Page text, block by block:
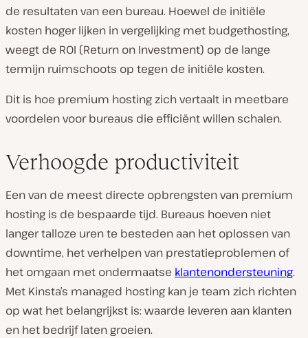
de resultaten van een bureau. Hoewel de initiële
kosten hoger lijken in vergelijking met budgethosting,
weegt de ROI (Return on Investment) op de lange
termijn ruimschoots op tegen de initiële kosten.
Dit is hoe premium hosting zich vertaalt in meetbare
voordelen voor bureaus die efficiënt willen schalen.
Verhoogde productiviteit
Een van de meest directe opbrengsten van premium
hosting is de bespaarde tijd. Bureaus hoeven niet
langer talloze uren te besteden aan het oplossen van
downtime, het verhelpen van prestatieproblemen of
het omgaan met ondermaatse klantenondersteuning.
Met Kinsta’s managed hosting kan je team zich richten
op wat het belangrijkst is: waarde leveren aan klanten
en het bedrijf laten groeien.